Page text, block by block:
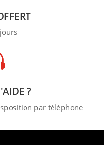
?
par téléphone